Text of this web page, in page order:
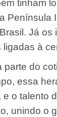
tinham
Península
Já os
à
parte do
essa
e o talento
unindo o